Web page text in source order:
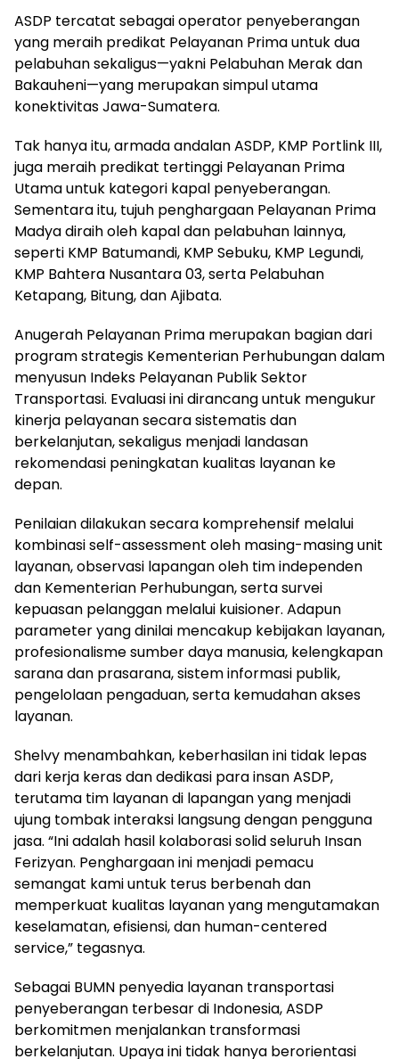
ASDP tercatat sebagai operator penyeberangan
yang meraih predikat Pelayanan Prima untuk dua
pelabuhan sekaligus—yakni Pelabuhan Merak dan
Bakauheni—yang merupakan simpul utama
konektivitas Jawa-Sumatera.
Tak hanya itu, armada andalan ASDP, KMP Portlink III,
juga meraih predikat tertinggi Pelayanan Prima
Utama untuk kategori kapal penyeberangan.
Sementara itu, tujuh penghargaan Pelayanan Prima
Madya diraih oleh kapal dan pelabuhan lainnya,
seperti KMP Batumandi, KMP Sebuku, KMP Legundi,
KMP Bahtera Nusantara 03, serta Pelabuhan
Ketapang, Bitung, dan Ajibata.
Anugerah Pelayanan Prima merupakan bagian dari
program strategis Kementerian Perhubungan dalam
menyusun Indeks Pelayanan Publik Sektor
Transportasi. Evaluasi ini dirancang untuk mengukur
kinerja pelayanan secara sistematis dan
berkelanjutan, sekaligus menjadi landasan
rekomendasi peningkatan kualitas layanan ke
depan.
Penilaian dilakukan secara komprehensif melalui
kombinasi self-assessment oleh masing-masing unit
layanan, observasi lapangan oleh tim independen
dan Kementerian Perhubungan, serta survei
kepuasan pelanggan melalui kuisioner. Adapun
parameter yang dinilai mencakup kebijakan layanan,
profesionalisme sumber daya manusia, kelengkapan
sarana dan prasarana, sistem informasi publik,
pengelolaan pengaduan, serta kemudahan akses
layanan.
Shelvy menambahkan, keberhasilan ini tidak lepas
dari kerja keras dan dedikasi para insan ASDP,
terutama tim layanan di lapangan yang menjadi
ujung tombak interaksi langsung dengan pengguna
jasa. “Ini adalah hasil kolaborasi solid seluruh Insan
Ferizyan. Penghargaan ini menjadi pemacu
semangat kami untuk terus berbenah dan
memperkuat kualitas layanan yang mengutamakan
keselamatan, efisiensi, dan human-centered
service,” tegasnya.
Sebagai BUMN penyedia layanan transportasi
penyeberangan terbesar di Indonesia, ASDP
berkomitmen menjalankan transformasi
berkelanjutan. Upaya ini tidak hanya berorientasi